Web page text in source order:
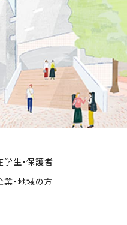
学生・保護者
業・地域の方